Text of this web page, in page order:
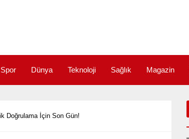
Spor Dünya Teknoloji Sağlık Magazin
Doğrulama İçin Son Gün!